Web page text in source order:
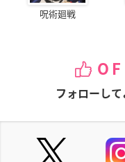
呪術廻戦
フォローして